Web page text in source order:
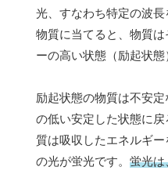
光、すなわち特定の波
物質に当てると、物質
ーの高い状態（励起状態
励起状態の物質は不安
の低い安定した状態に
質は吸収したエネルギ
の光が蛍光です。 蛍光は